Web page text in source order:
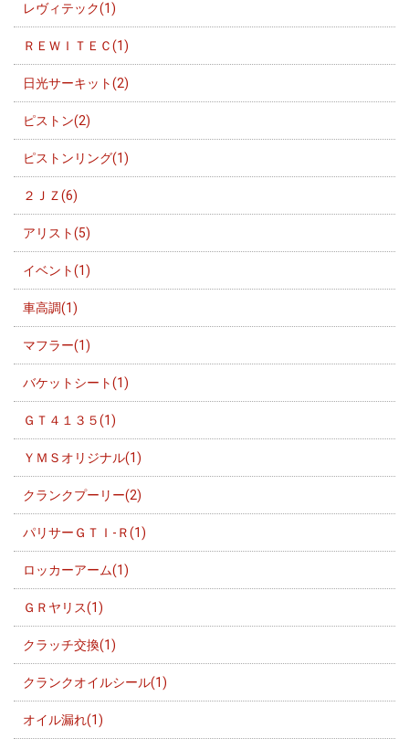
レヴィテック(1)
ＲＥＷＩＴＥＣ(1)
日光サーキット(2)
ピストン(2)
ピストンリング(1)
２ＪＺ(6)
アリスト(5)
イベント(1)
車高調(1)
マフラー(1)
バケットシート(1)
ＧＴ４１３５(1)
ＹＭＳオリジナル(1)
クランクプーリー(2)
パリサーＧＴＩ-Ｒ(1)
ロッカーアーム(1)
ＧＲヤリス(1)
クラッチ交換(1)
クランクオイルシール(1)
オイル漏れ(1)